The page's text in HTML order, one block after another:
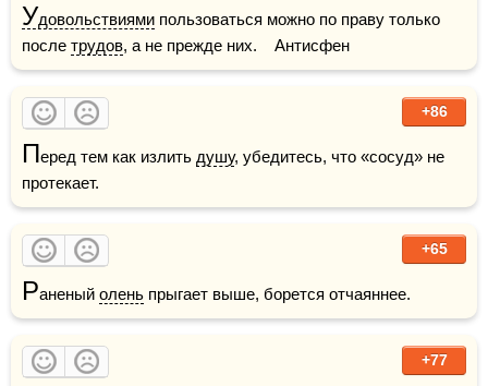
Удовольствиями пользоваться можно по праву только
после трудов, а не прежде них.    Антисфен
+86
Перед тем как излить душу, убедитесь, что «сосуд» не
протекает.
+65
Раненый олень прыгает выше, борется отчаяннее.
+77